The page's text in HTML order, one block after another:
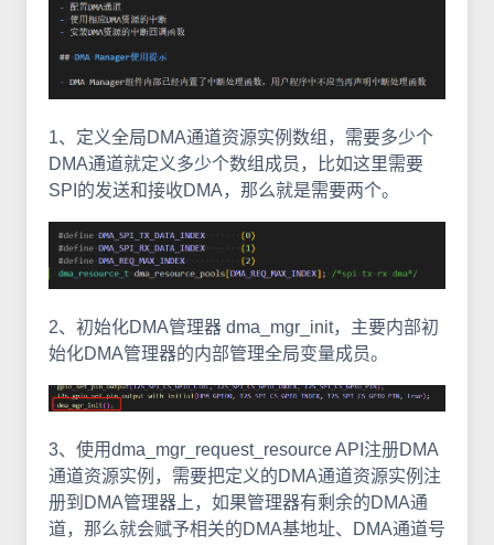
1、定义全局DMA通道资源实例数组，需要多少个
DMA通道就定义多少个数组成员，比如这里需要
SPI的发送和接收DMA，那么就是需要两个。
2、初始化DMA管理器 dma_mgr_init，主要内部初
始化DMA管理器的内部管理全局变量成员。
3、使用dma_mgr_request_resource API注册DMA
通道资源实例，需要把定义的DMA通道资源实例注
册到DMA管理器上，如果管理器有剩余的DMA通
道，那么就会赋予相关的DMA基地址、DMA通道号